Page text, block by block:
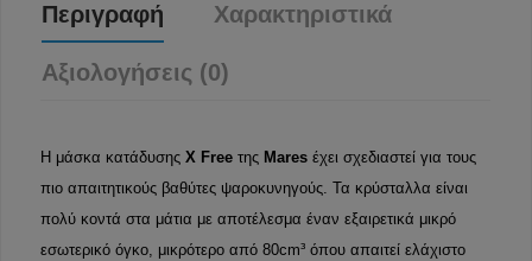
Περιγραφή Χαρακτηριστικά
Αξιολογήσεις (0)
Η μάσκα κατάδυσης X Free της Mares έχει σχεδιαστεί για τους
πιο απαιτητικούς βαθύτες ψαροκυνηγούς. Τα κρύσταλλα είναι
πολύ κοντά στα μάτια με αποτέλεσμα έναν εξαιρετικά μικρό
εσωτερικό όγκο, μικρότερο από 80cm³ όπου απαιτεί ελάχιστο